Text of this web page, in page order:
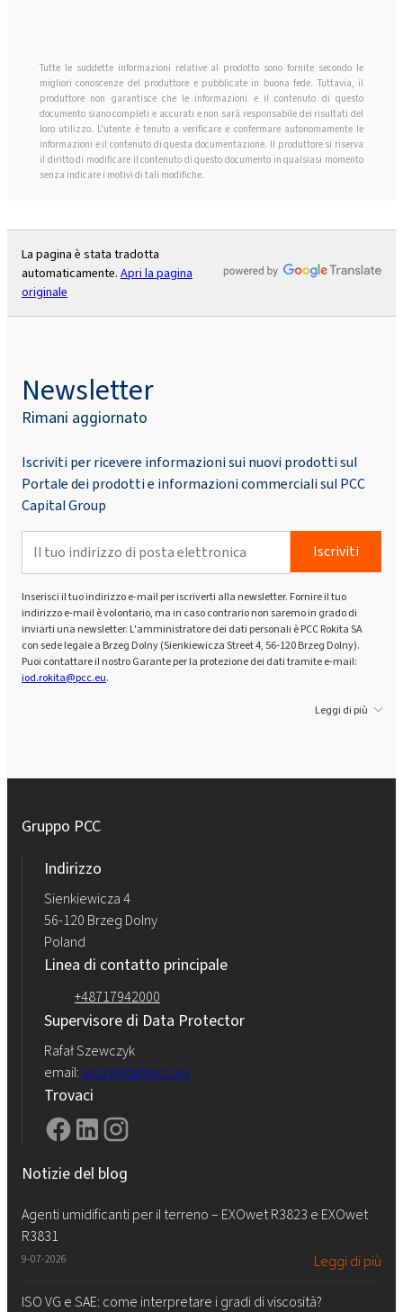
Tutte le suddette informazioni relative al prodotto sono fornite secondo le
migliori conoscenze del produttore e pubblicate in buona fede. Tuttavia, il
produttore non garantisce che le informazioni e il contenuto di questo
documento siano completi e accurati e non sarà responsabile dei risultati del
loro utilizzo. L'utente è tenuto a verificare e confermare autonomamente le
informazioni e il contenuto di questa documentazione. Il produttore si riserva
il diritto di modificare il contenuto di questo documento in qualsiasi momento
senza indicare i motivi di tali modifiche.
La pagina è stata tradotta
automaticamente. Apri la pagina
originale
Newsletter
Rimani aggiornato
Iscriviti per ricevere informazioni sui nuovi prodotti sul
Portale dei prodotti e informazioni commerciali sul PCC
Capital Group
Iscriviti
Inserisci il tuo indirizzo e-mail per iscriverti alla newsletter. Fornire il tuo
indirizzo e-mail è volontario, ma in caso contrario non saremo in grado di
inviarti una newsletter. L'amministratore dei dati personali è PCC Rokita SA
con sede legale a Brzeg Dolny (Sienkiewicza Street 4, 56-120 Brzeg Dolny).
Puoi contattare il nostro Garante per la protezione dei dati tramite e-mail:
iod.rokita@pcc.eu.
Leggi di più
Gruppo PCC
Indirizzo
Sienkiewicza 4
56-120 Brzeg Dolny
Poland
Linea di contatto principale
+48717942000
Supervisore di Data Protector
Rafał Szewczyk
email: iod.rokita@pcc.eu
Trovaci
Notizie del blog
Agenti umidificanti per il terreno – EXOwet R3823 e EXOwet
R3831
9-07-2026 Leggi di più
ISO VG e SAE: come interpretare i gradi di viscosità?